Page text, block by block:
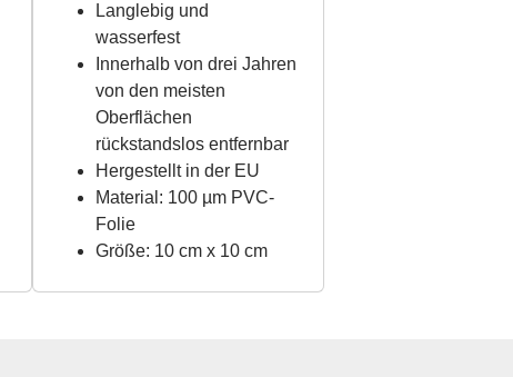
Langlebig und
wasserfest
Innerhalb von drei Jahren
von den meisten
Oberflächen
rückstandslos entfernbar
Hergestellt in der EU
Material: 100 µm PVC-
Folie
Größe: 10 cm x 10 cm